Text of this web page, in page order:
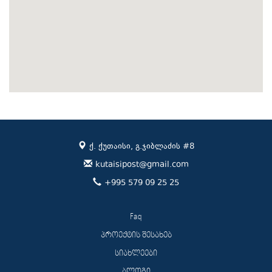
ქ. ქუთაისი, გ.ჯიბლაძის #8
kutaisipost@gmail.com
+995 579 09 25 25
Faq
პროექტის შესახებ
სიახლეები